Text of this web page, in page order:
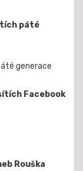
páté
Facebook
Rouška